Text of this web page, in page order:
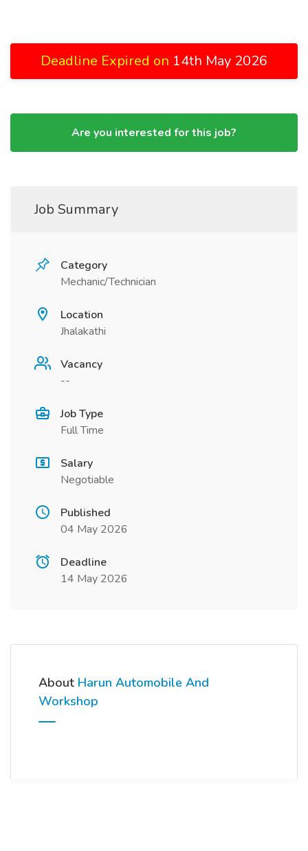
Deadline Expired on 14th May 2026
Are you interested for this job?
Job Summary
Category
Mechanic/Technician
Location
Jhalakathi
Vacancy
--
Job Type
Full Time
Salary
Negotiable
Published
04 May 2026
Deadline
14 May 2026
About Harun Automobile And
Workshop